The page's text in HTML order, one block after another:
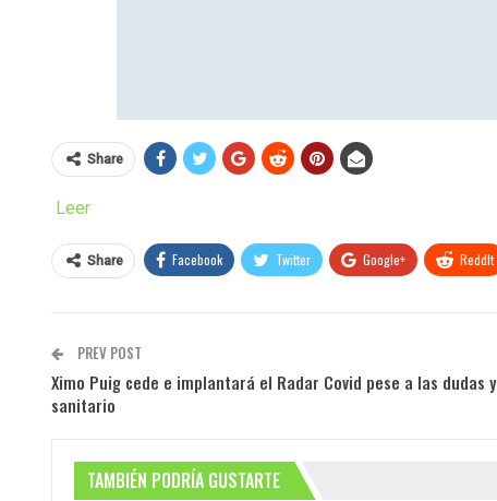
Share
Leer
Share Facebook Twitter Google+ ReddIt
PREV POST
Ximo Puig cede e implantará el Radar Covid pese a las
sanitario
TAMBIÉN PODRÍA GUSTARTE